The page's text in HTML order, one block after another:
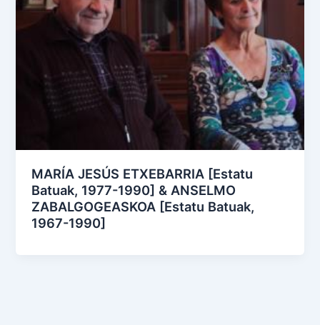
MARÍA JESÚS ETXEBARRIA [Estatu
Batuak, 1977-1990] & ANSELMO
ZABALGOGEASKOA [Estatu Batuak,
1967-1990]